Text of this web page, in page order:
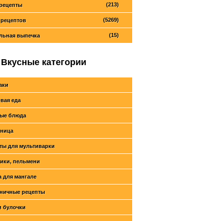
(213)
(5269)
(15)
выпечка
Вкусные категории
еда
блюда
для мультиварки
пельмени
для мангале
рецепты
булочки